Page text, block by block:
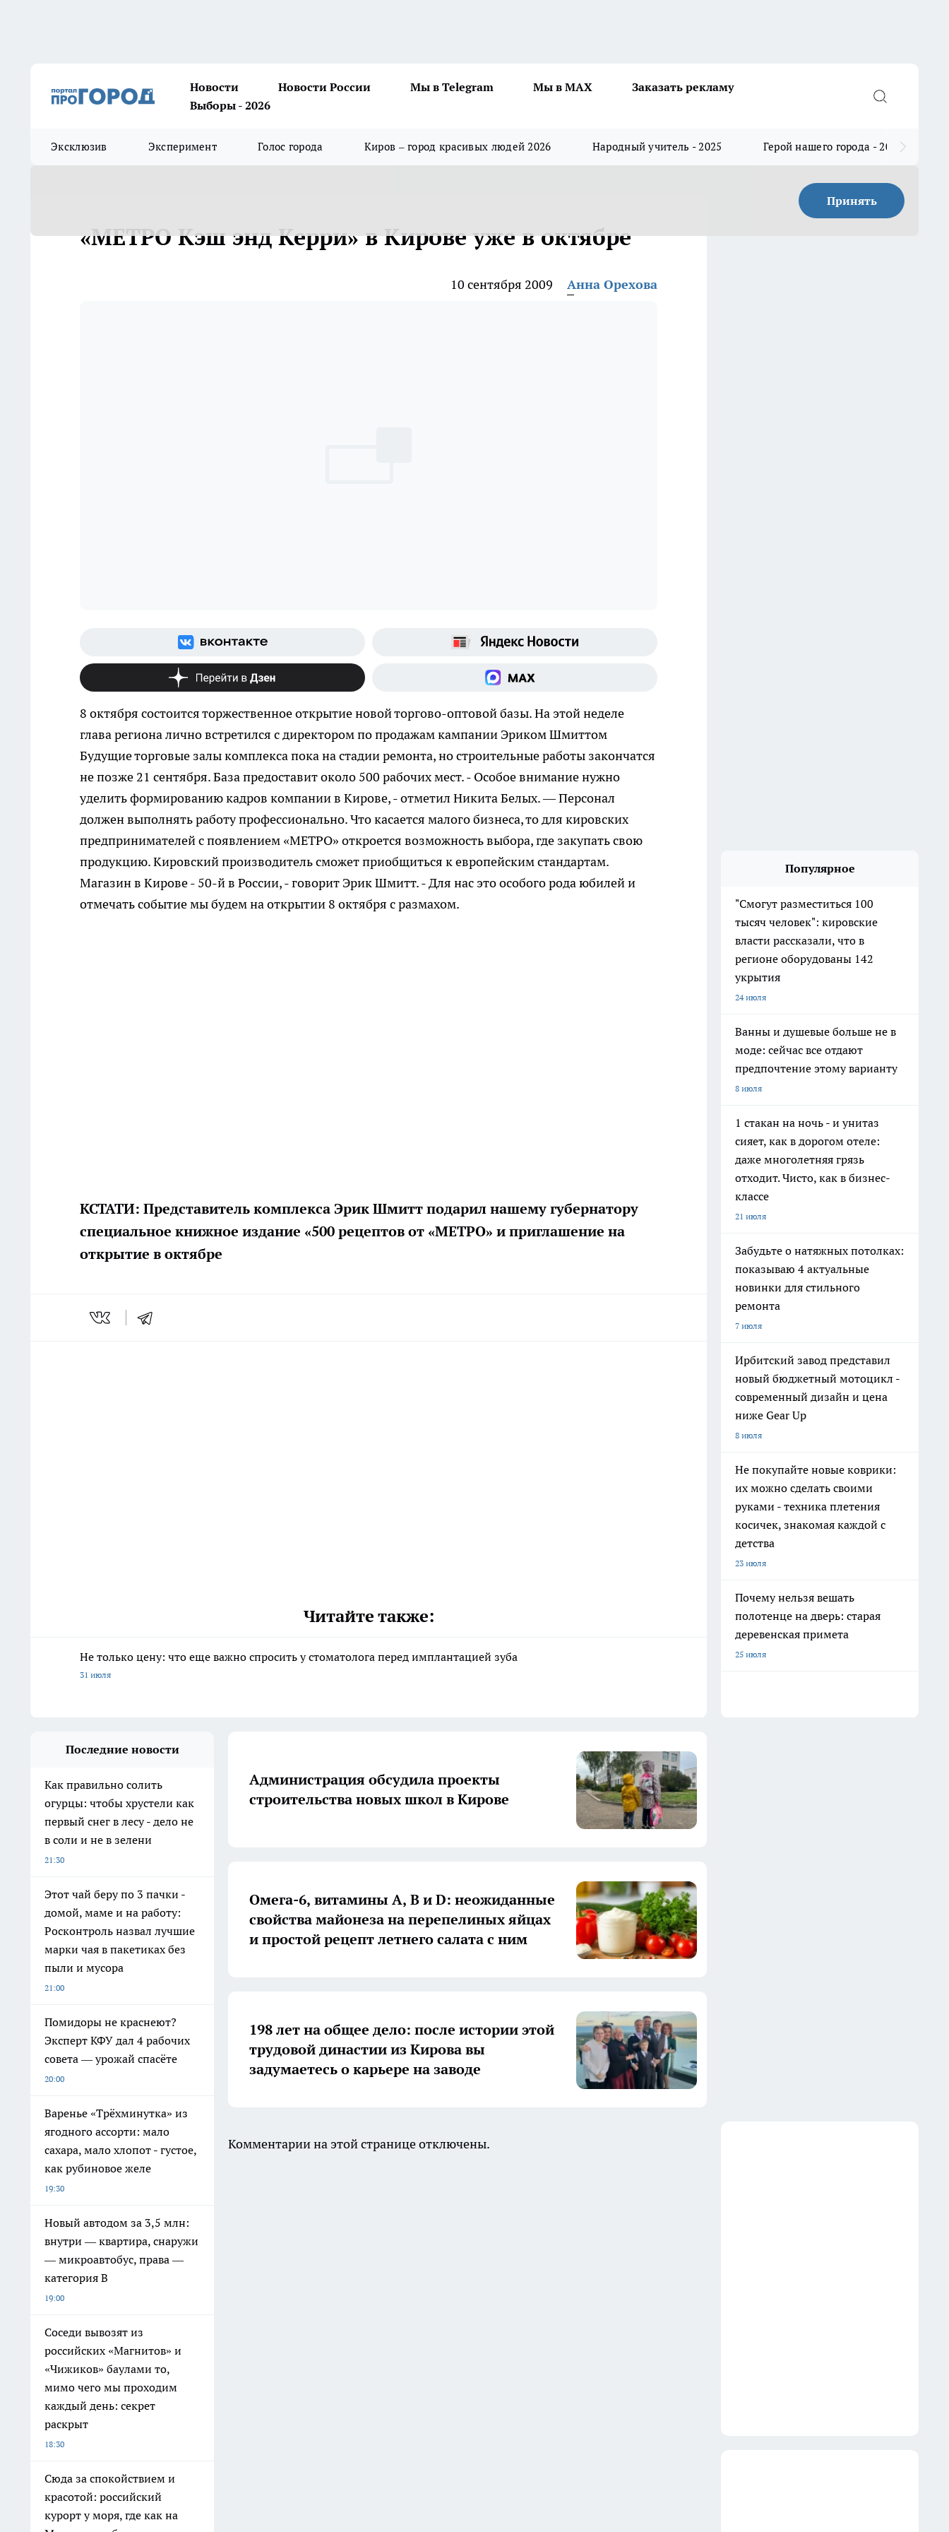
Новости Новости России Мы в Telegram Мы в MAX
Заказать рекламу
Выборы - 2026
Эксклюзив Эксперимент Голос города Киров – город красивых людей 2026 Народный учитель - 2025 Герой нашего города - 2025
Принять
«MEТРO Кэш энд Керри» в Кирове уже в октябре
10 сентября 2009 Анна Орехова
8 октября состоится торжественное открытие новой торгово-оптовой базы. На этой неделе
глава региона лично встретился с директором по продажам кампании Эриком Шмиттом
Будущие торговые залы комплекса пока на стадии ремонта, но строительные работы закончатся
не позже 21 сентября. База предоставит около 500 рабочих мест. - Особое внимание нужно
уделить формированию кадров компании в Кирове, - отметил Никита Белых. — Персонал
должен выполнять работу профессионально. Что касается малого бизнеса, то для кировских
предпринимателей с появлением «METРО» откроется возможность выбора, где закупать свою
продукцию. Кировский производитель сможет приобщиться к европейским стандартам.
Магазин в Кирове - 50-й в России, - говорит Эрик Шмитт. - Для нас это особого рода юбилей и
отмечать событие мы будем на открытии 8 октября с размахом.
КСТАТИ: Представитель комплекса Эрик Шмитт подарил нашему губернатору
специальное книжное издание «500 рецептов от «MЕТРO» и приглашение на
открытие в октябре
Читайте также:
Не только цену: что еще важно спросить у стоматолога перед имплантацией зуба
31 июля
Популярное
"Смогут разместиться 100
тысяч человек": кировские
власти рассказали, что в
регионе оборудованы 142
укрытия
24 июля
Ванны и душевые больше не в
моде: сейчас все отдают
предпочтение этому варианту
8 июля
1 стакан на ночь - и унитаз
сияет, как в дорогом отеле:
даже многолетняя грязь
отходит. Чисто, как в бизнес-
классе
21 июля
Забудьте о натяжных потолках:
показываю 4 актуальные
новинки для стильного
ремонта
7 июля
Ирбитский завод представил
новый бюджетный мотоцикл -
современный дизайн и цена
ниже Gear Up
8 июля
Не покупайте новые коврики:
их можно сделать своими
руками - техника плетения
косичек, знакомая каждой с
детства
23 июля
Почему нельзя вешать
полотенце на дверь: старая
деревенская примета
25 июля
Последние новости
Как правильно солить
огурцы: чтобы хрустели как
первый снег в лесу - дело не
в соли и не в зелени
21:30
Этот чай беру по 3 пачки -
домой, маме и на работу:
Росконтроль назвал лучшие
марки чая в пакетиках без
пыли и мусора
21:00
Помидоры не краснеют?
Эксперт КФУ дал 4 рабочих
совета — урожай спасёте
20:00
Варенье «Трёхминутка» из
ягодного ассорти: мало
сахара, мало хлопот - густое,
как рубиновое желе
19:30
Новый автодом за 3,5 млн:
внутри — квартира, снаружи
— микроавтобус, права —
категория B
19:00
Соседи вывозят из
российских «Магнитов» и
«Чижиков» баулами то,
мимо чего мы проходим
каждый день: секрет
раскрыт
18:30
Сюда за спокойствием и
красотой: российский
курорт у моря, где как на
Администрация обсудила проекты
строительства новых школ в Кирове
Омега-6, витамины А, В и D: неожиданные
свойства майонеза на перепелиных яйцах
и простой рецепт летнего салата с ним
198 лет на общее дело: после истории этой
трудовой династии из Кирова вы
задумаетесь о карьере на заводе
Комментарии на этой странице отключены.